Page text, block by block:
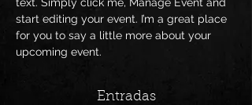
start editing your event. I’m a great place
for you to say a little more about your
upcoming event.
Entradas